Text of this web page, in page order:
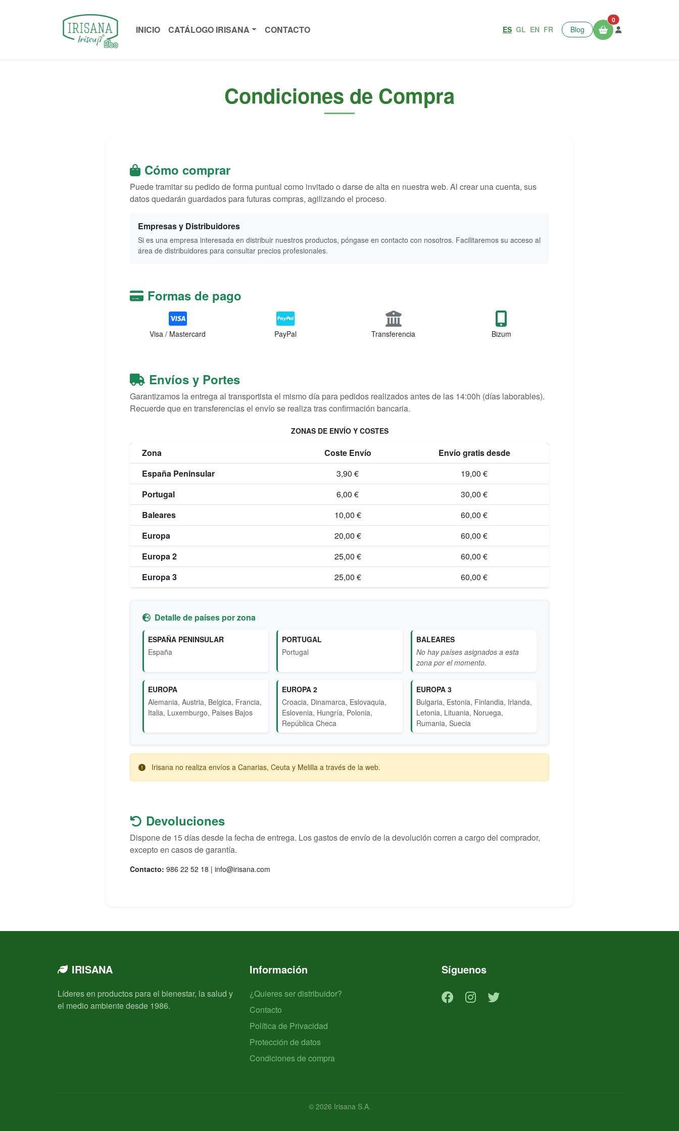
INICIO CATÁLOGO IRISANA CONTACTO ES GL EN FR Blog
0
Condiciones de Compra
Cómo comprar
Puede tramitar su pedido de forma puntual como invitado o darse de alta en nuestra web. Al crear una cuenta, sus
datos quedarán guardados para futuras compras, agilizando el proceso.
Empresas y Distribuidores
Si es una empresa interesada en distribuir nuestros productos, póngase en contacto con nosotros. Facilitaremos su acceso al
área de distribuidores para consultar precios profesionales.
Formas de pago
Visa / Mastercard PayPal Transferencia Bizum
Envíos y Portes
Garantizamos la entrega al transportista el mismo día para pedidos realizados antes de las 14:00h (días laborables).
Recuerde que en transferencias el envío se realiza tras confirmación bancaria.
ZONAS DE ENVÍO Y COSTES
Zona Coste Envío
Envío gratis desde
España Peninsular
3,90 €
19,00 €
Portugal
6,00 €
30,00 €
Baleares
10,00 €
60,00 €
Europa
20,00 €
60,00 €
Europa 2
25,00 €
60,00 €
Europa 3
25,00 € 60,00 €
Detalle de países por zona
ESPAÑA PENINSULAR
España
PORTUGAL
Portugal
BALEARES
No hay países asignados a esta
zona por el momento.
EUROPA
Alemania, Austria, Belgica, Francia,
Italia, Luxemburgo, Paises Bajos
EUROPA 2
Croacia, Dinamarca, Eslovaquia,
Eslovenia, Hungría, Polonia,
República Checa
EUROPA 3
Bulgaria, Estonia, Finlandia, Irlanda,
Letonia, Lituania, Noruega,
Rumania, Suecia
Irisana no realiza envíos a Canarias, Ceuta y Melilla a través de la web.
Devoluciones
Dispone de 15 días desde la fecha de entrega. Los gastos de envío de la devolución corren a cargo del comprador,
excepto en casos de garantía.
Contacto: 986 22 52 18 | info@irisana.com
IRISANA
Líderes en productos para el bienestar, la salud y
el medio ambiente desde 1986.
Información
¿Quieres ser distribuidor?
Contacto
Política de Privacidad
Protección de datos
Condiciones de compra
Síguenos
© 2026 Irisana S.A.